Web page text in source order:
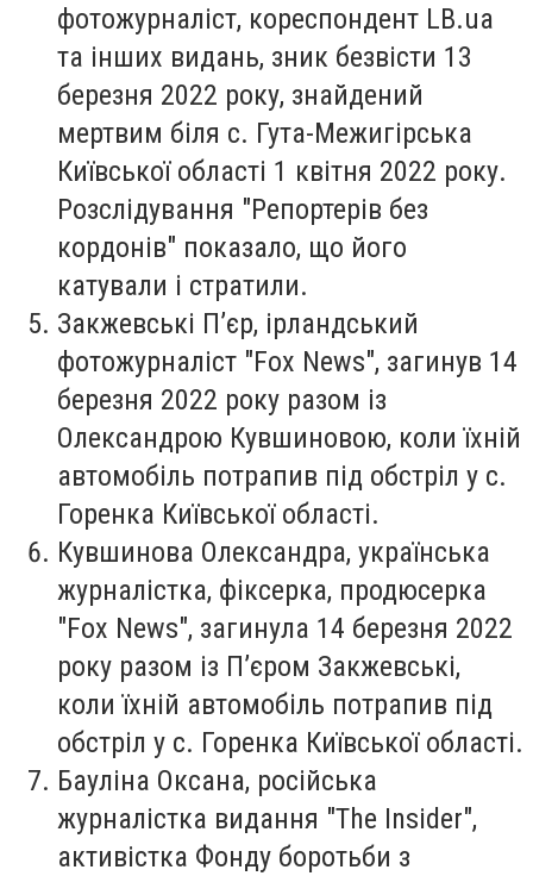
фотожурналіст, кореспондент LB.ua
та інших видань, зник безвісти 13
березня 2022 року, знайдений
мертвим біля с. Гута-Межигірська
Київської області 1 квітня 2022 року.
Розслідування "Репортерів без
кордонів" показало, що його
катували і стратили.
Закжевські П’єр, ірландський
фотожурналіст "Fox News", загинув 14
березня 2022 року разом із
Олександрою Кувшиновою, коли їхній
автомобіль потрапив під обстріл у с.
Горенка Київської області.
Кувшинова Олександра, українська
журналістка, фіксерка, продюсерка
"Fox News", загинула 14 березня 2022
року разом із П’єром Закжевські,
коли їхній автомобіль потрапив під
обстріл у с. Горенка Київської області.
Бауліна Оксана, російська
журналістка видання "The Insider",
активістка Фонду боротьби з